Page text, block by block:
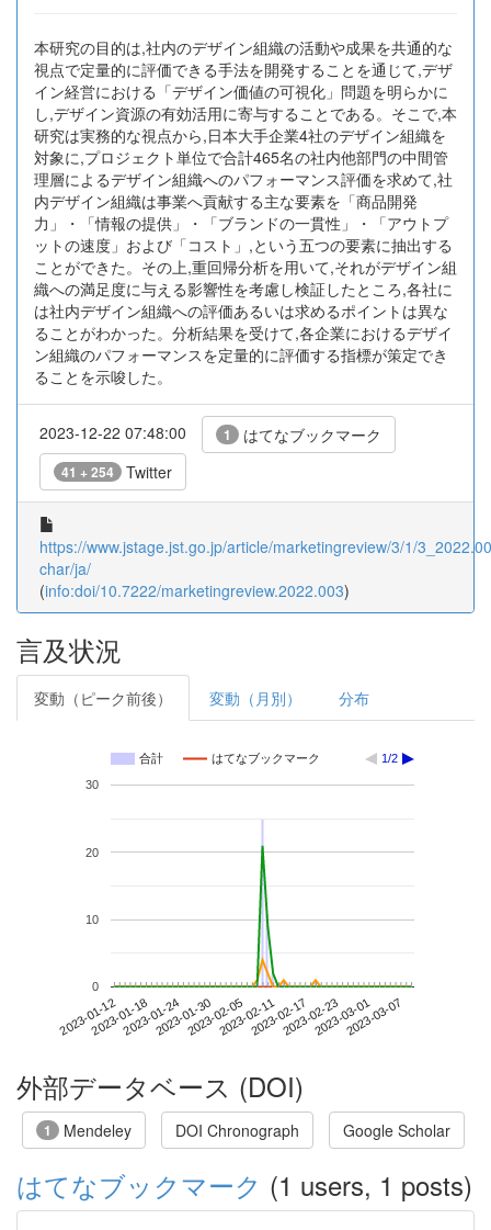
本研究の目的は,社内のデザイン組織の活動や成果を共通的な
視点で定量的に評価できる手法を開発することを通じて,デザ
イン経営における「デザイン価値の可視化」問題を明らかに
し,デザイン資源の有効活用に寄与することである。そこで,本
研究は実務的な視点から,日本大手企業4社のデザイン組織を
対象に,プロジェクト単位で合計465名の社内他部門の中間管
理層によるデザイン組織へのパフォーマンス評価を求めて,社
内デザイン組織は事業へ貢献する主な要素を「商品開発
力」・「情報の提供」・「ブランドの一貫性」・「アウトプ
ットの速度」および「コスト」,という五つの要素に抽出する
ことができた。その上,重回帰分析を用いて,それがデザイン組
織への満足度に与える影響性を考慮し検証したところ,各社に
は社内デザイン組織への評価あるいは求めるポイントは異な
ることがわかった。分析結果を受けて,各企業におけるデザイ
ン組織のパフォーマンスを定量的に評価する指標が策定でき
ることを示唆した。
2023-12-22 07:48:00 1 はてなブックマーク
41 + 254 Twitter
https://www.jstage.jst.go.jp/article/marketingreview/3/1/
char/ja/
(info:doi/10.7222/marketingreview.2022.003)
言及状況
変動（ピーク前後） 変動（月別） 分布
合計 はてなブックマーク 1/2
2023-01-122023-01-182023-01-242023-01-302023-02-052023-02-112023-02-172023-02-232023-03-012023-03-07
0
10
20
30
外部データベース (DOI)
1 Mendeley DOI Chronograph Google Scholar
はてなブックマーク (1 users, 1 posts)